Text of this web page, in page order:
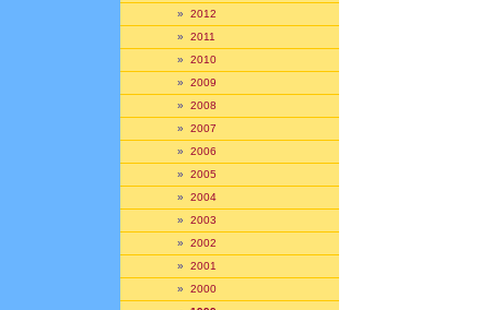
» 2012
» 2011
» 2010
» 2009
» 2008
» 2007
» 2006
» 2005
» 2004
» 2003
» 2002
» 2001
» 2000